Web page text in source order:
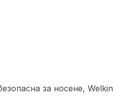
за носене, Welkin